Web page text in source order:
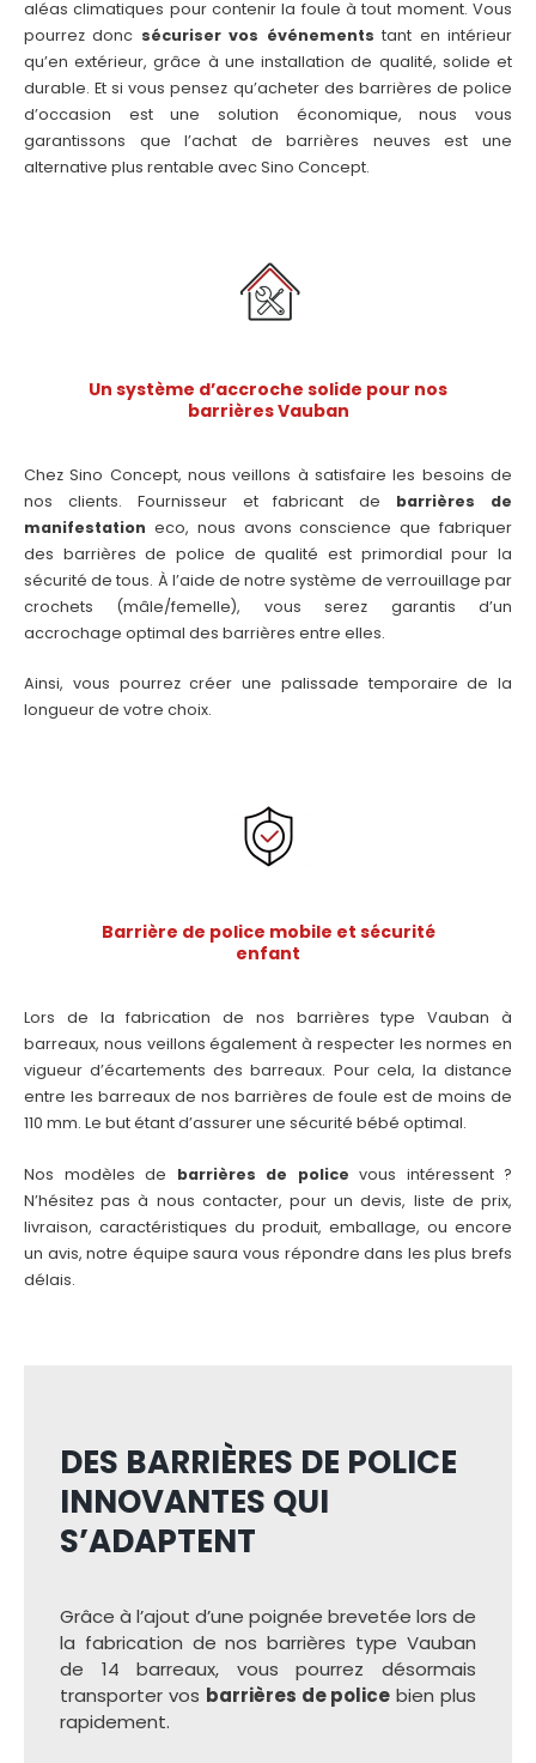
aléas climatiques pour contenir la foule à tout moment. Vous
pourrez donc sécuriser vos événements tant en intérieur
qu’en extérieur, grâce à une installation de qualité, solide et
durable. Et si vous pensez qu’acheter des barrières de police
d’occasion est une solution économique, nous vous
garantissons que l’achat de barrières neuves est une
alternative plus rentable avec Sino Concept.
Un système d’accroche solide pour nos
barrières Vauban
Chez Sino Concept, nous veillons à satisfaire les besoins de
nos clients. Fournisseur et fabricant de barrières de
manifestation eco, nous avons conscience que fabriquer
des barrières de police de qualité est primordial pour la
sécurité de tous. À l’aide de notre système de verrouillage par
crochets (mâle/femelle), vous serez garantis d’un
accrochage optimal des barrières entre elles.
Ainsi, vous pourrez créer une palissade temporaire de la
longueur de votre choix.
Barrière de police mobile et sécurité
enfant
Lors de la fabrication de nos barrières type Vauban à
barreaux, nous veillons également à respecter les normes en
vigueur d’écartements des barreaux. Pour cela, la distance
entre les barreaux de nos barrières de foule est de moins de
110 mm. Le but étant d’assurer une sécurité bébé optimal.
Nos modèles de barrières de police vous intéressent ?
N’hésitez pas à nous contacter, pour un devis, liste de prix,
livraison, caractéristiques du produit, emballage, ou encore
un avis, notre équipe saura vous répondre dans les plus brefs
délais.
DES BARRIÈRES DE POLICE
INNOVANTES QUI
S’ADAPTENT
Grâce à l’ajout d’une poignée brevetée lors de
la fabrication de nos barrières type Vauban
de 14 barreaux, vous pourrez désormais
transporter vos barrières de police bien plus
rapidement.